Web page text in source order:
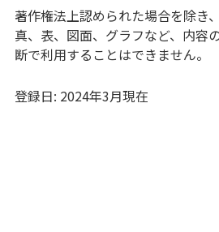
著作権法上認められた場合を除き
真、表、図面、グラフなど、内容
断で利用することはできません。
登録日: 2024年3月現在